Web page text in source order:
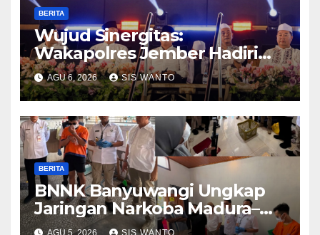
BERITA
Wujud Sinergitas:
Wakapolres Jember Hadiri
Sholawat & Doa Sambut HUT
RI ke-81
AGU 6, 2026 SIS WANTO
BERITA
BNNK Banyuwangi Ungkap
Jaringan Narkoba Madura–
Bali